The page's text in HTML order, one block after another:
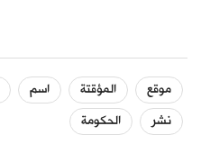
موقع المؤقتة اسم
نشر
الحكومة